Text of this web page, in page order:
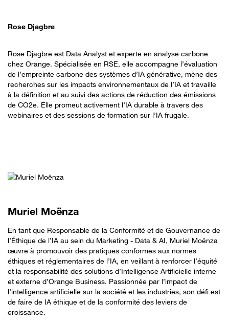
Rose Djagbre
Rose Djagbre est Data Analyst et experte en analyse carbone
chez Orange. Spécialisée en RSE, elle accompagne l’évaluation
de l’empreinte carbone des systèmes d’IA générative, mène des
recherches sur les impacts environnementaux de l’IA et travaille
à la définition et au suivi des actions de réduction des émissions
de CO2e. Elle promeut activement l’IA durable à travers des
webinaires et des sessions de formation sur l’IA frugale.
Muriel Moënza
En tant que Responsable de la Conformité et de Gouvernance de
l’Éthique de l’IA au sein du Marketing - Data & AI, Muriel Moënza
œuvre à promouvoir des pratiques conformes aux normes
éthiques et réglementaires de l’IA, en veillant à renforcer l’équité
et la responsabilité des solutions d’Intelligence Artificielle interne
et externe d’Orange Business. Passionnée par l’impact de
l’intelligence artificielle sur la société et les industries, son défi est
de faire de IA éthique et de la conformité des leviers de
croissance.